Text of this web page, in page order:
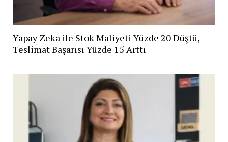
Yapay Zeka ile Stok Maliyeti Yüzde 20 Düştü,
Teslimat Başarısı Yüzde 15 Arttı